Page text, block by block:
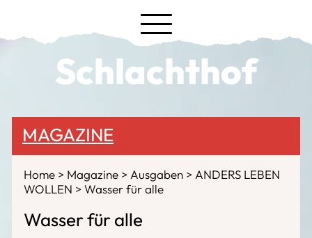
Schlachthof
MAGAZINE
Home Magazine Ausgaben
ANDERS LEBEN
WOLLEN
Wasser für alle
Wasser für alle